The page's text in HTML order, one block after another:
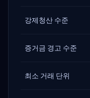
강제청산 수준
증거금 경고 수준
최소 거래 단위